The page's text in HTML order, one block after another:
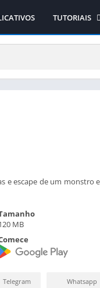
TUTORIAIS
Como obter
e escape de um monstro
MB
Telegram Whatsapp